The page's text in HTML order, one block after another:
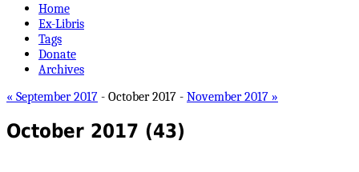
Home
Ex-Libris
Tags
Donate
Archives
« September 2017 - October 2017 - November 2017 »
October 2017 (43)